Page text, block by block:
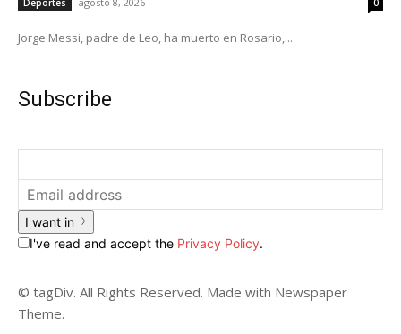
Jorge Messi, padre de Leo, ha muerto en Rosario,...
Subscribe
I want in
I've read and accept the Privacy Policy.
© tagDiv. All Rights Reserved. Made with Newspaper
Theme.